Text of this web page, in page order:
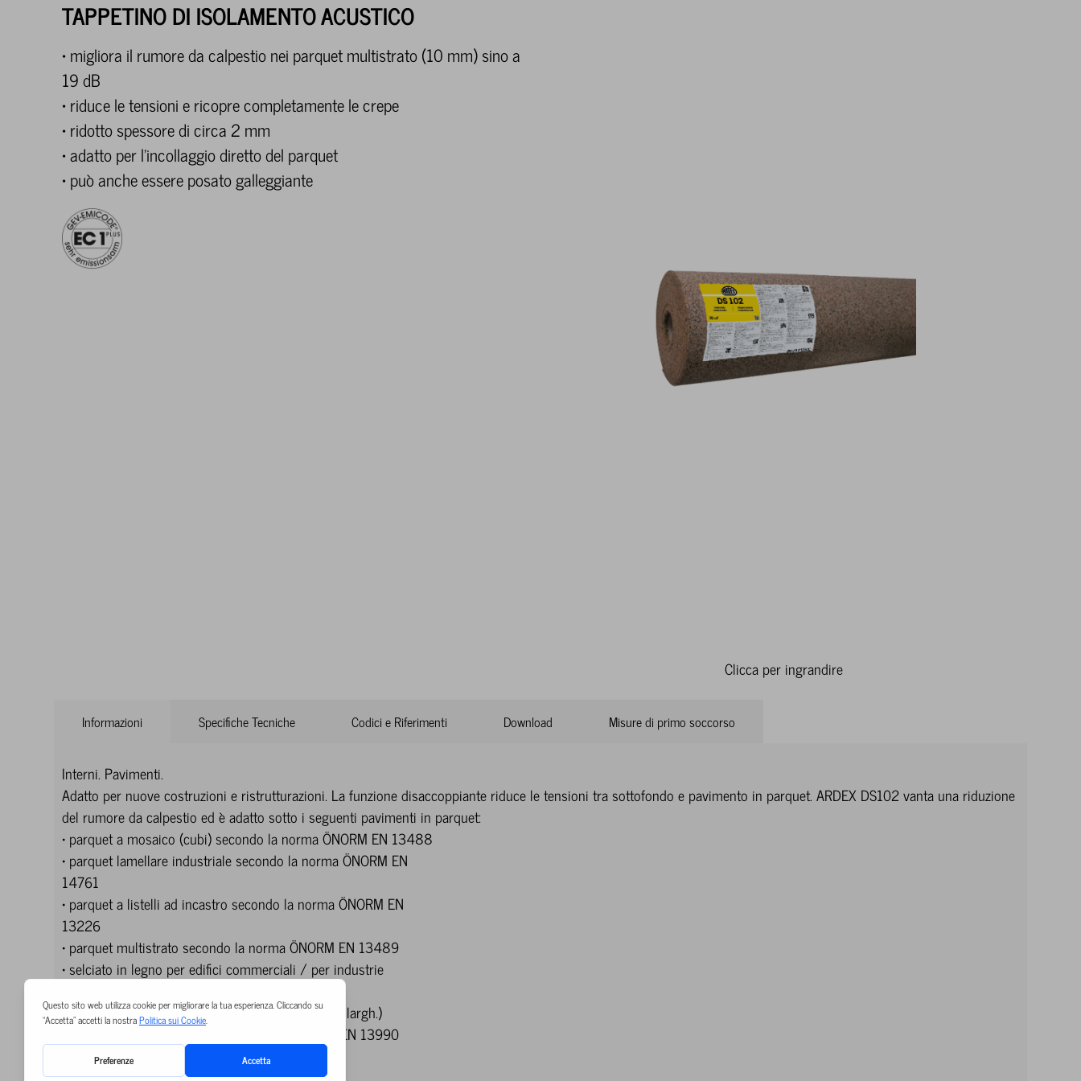
TAPPETINO DI ISOLAMENTO ACUSTICO
• migliora il rumore da calpestio nei parquet multistrato (10 mm) sino a
19 dB
• riduce le tensioni e ricopre completamente le crepe
• ridotto spessore di circa 2 mm
• adatto per l’incollaggio diretto del parquet
• può anche essere posato galleggiante
Clicca per ingrandire
Informazioni Specifiche Tecniche Codici e Riferimenti Download Misure di primo soccorso
Interni. Pavimenti.
Adatto per nuove costruzioni e ristrutturazioni. La funzione disaccoppiante riduce le tensioni tra sottofondo e pavimento in parquet. ARDEX DS102 vanta una riduzione
del rumore da calpestio ed è adatto sotto i seguenti pavimenti in parquet:
• parquet a mosaico (cubi) secondo la norma ÖNORM EN 13488
• parquet lamellare industriale secondo la norma ÖNORM EN
14761
• parquet a listelli ad incastro secondo la norma ÖNORM EN
13226
• parquet multistrato secondo la norma ÖNORM EN 13489
• selciato in legno per edifici commerciali / per industrie
• tavolato in legno massiccio (rovere, max. 16 cm largh.)
secondo le norme ÖNORM EN 13266 e ÖNORM EN 13990
• laminato.